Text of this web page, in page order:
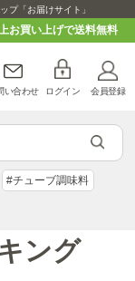
プ「お届けサイト」
お買い上げで送料無料
い合わせ ログイン 会員登録
#チューブ調味料
ング